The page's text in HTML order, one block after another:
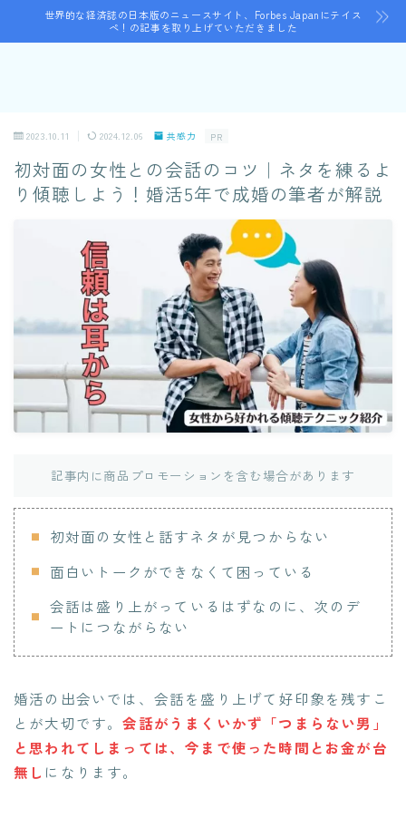
世界的な経済誌の日本版のニュースサイト、Forbes Japanにテイス
ペ！の記事を取り上げていただきました
2023.10.11 2024.12.06 共感力 PR
初対面の女性との会話のコツ｜ネタを練るよ
り傾聴しよう！婚活5年で成婚の筆者が解説
記事内に商品プロモーションを含む場合があります
初対面の女性と話すネタが見つからない
面白いトークができなくて困っている
会話は盛り上がっているはずなのに、次のデ
ートにつながらない
婚活の出会いでは、会話を盛り上げて好印象を残すこ
とが大切です。会話がうまくいかず「つまらない男」
と思われてしまっては、今まで使った時間とお金が台
無し になります。